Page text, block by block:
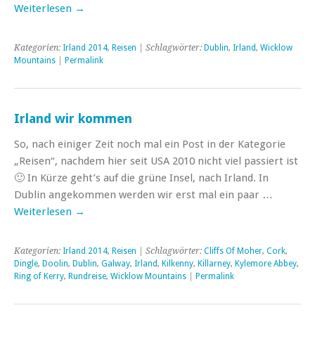
Weiterlesen →
Kategorien: Irland 2014, Reisen | Schlagwörter: Dublin, Irland, Wicklow
Mountains
Permalink
Irland wir kommen
So, nach einiger Zeit noch mal ein Post in der Kategorie
„Reisen“, nachdem hier seit USA 2010 nicht viel passiert ist
🙂 In Kürze geht’s auf die grüne Insel, nach Irland. In
Dublin angekommen werden wir erst mal ein paar …
Weiterlesen →
Kategorien: Irland 2014, Reisen | Schlagwörter: Cliffs Of Moher, Cork,
Dingle, Doolin, Dublin, Galway, Irland, Kilkenny, Killarney, Kylemore Abbey,
Ring of Kerry, Rundreise, Wicklow Mountains Permalink